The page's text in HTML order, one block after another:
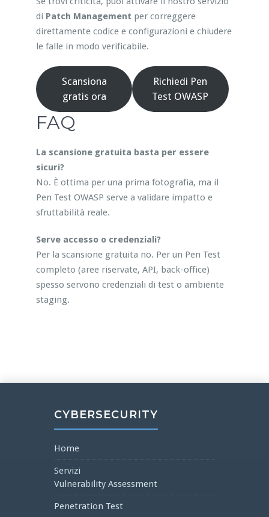
di Patch Management per correggere
direttamente codice e configurazioni e chiudere
le falle in modo verificabile.
Scansiona
gratis ora
Richiedi Pen
Test OWASP
FAQ
La scansione gratuita basta per essere
sicuri?
No. È ottima per una prima fotografia, ma il
Pen Test OWASP serve a validare impatto e
sfruttabilità reale.
Serve accesso o credenziali?
Per la scansione gratuita no. Per un Pen Test
completo (aree riservate, API, back-office)
spesso servono credenziali di test o ambiente
staging.
CYBERSECURITY
Home
Servizi
Vulnerability Assessment
Penetration Test